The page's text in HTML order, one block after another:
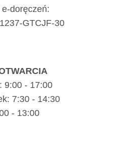
doręczeń:
GTCJF-30
9:00 - 17:00
7:30 - 14:30
- 13:00